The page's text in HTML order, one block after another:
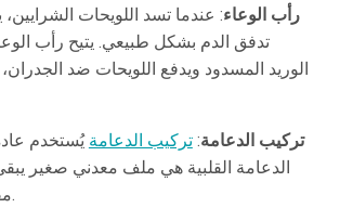
رأب الوعاء: عندما تسد اللويحات
تدفق الدم بشكل طبيعي. يتيح رأب
الوريد المسدود ويدفع اللويحات ضد
تركيب الدعامة:تركيب الدعامة يُستخدم
الدعامة القلبية هي ملف معدني صغير
مفتوحاً بشكل دائم.